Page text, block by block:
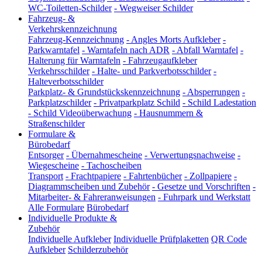
WC-Toiletten-Schilder - Wegweiser Schilder
Fahrzeug- &
Verkehrskennzeichnung
Fahrzeug-Kennzeichnung - Angles Morts Aufkleber -
Parkwarntafel - Warntafeln nach ADR - Abfall Warntafel -
Halterung für Warntafeln - Fahrzeugaufkleber
Verkehrsschilder - Halte- und Parkverbotsschilder -
Halteverbotsschilder
Parkplatz- & Grundstückskennzeichnung - Absperrungen -
Parkplatzschilder - Privatparkplatz Schild - Schild Ladestation
- Schild Videoüberwachung - Hausnummern &
Straßenschilder
Formulare &
Bürobedarf
Entsorger - Übernahmescheine - Verwertungsnachweise -
Wiegescheine - Tachoscheiben
Transport - Frachtpapiere - Fahrtenbücher - Zollpapiere -
Diagrammscheiben und Zubehör - Gesetze und Vorschriften -
Mitarbeiter- & Fahreranweisungen - Fuhrpark und Werkstatt
Alle Formulare Bürobedarf
Individuelle Produkte &
Zubehör
Individuelle Aufkleber Individuelle Prüfplaketten QR Code
Aufkleber Schilderzubehör